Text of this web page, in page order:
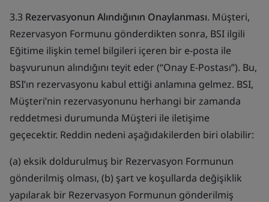
3.3 Rezervasyonun Alındığının Onaylanması. Müşteri,
Rezervasyon Formunu gönderdikten sonra, BSI ilgili
Eğitime ilişkin temel bilgileri içeren bir e-posta ile
başvurunun alındığını teyit eder (“Onay E-Postası”). Bu,
BSI’ın rezervasyonu kabul ettiği anlamına gelmez. BSI,
Müşteri’nin rezervasyonunu herhangi bir zamanda
reddetmesi durumunda Müşteri ile iletişime
geçecektir. Reddin nedeni aşağıdakilerden biri olabilir:
(a) eksik doldurulmuş bir Rezervasyon Formunun
gönderilmiş olması, (b) şart ve koşullarda değişiklik
yapılarak bir Rezervasyon Formunun gönderilmiş